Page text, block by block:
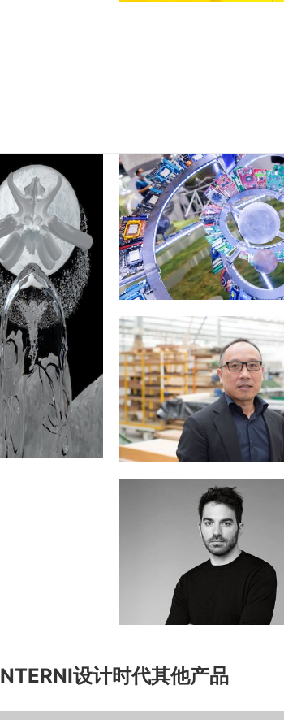
设计时代其他产品